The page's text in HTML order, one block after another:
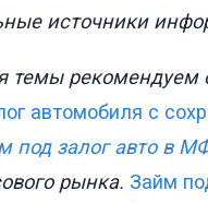
источники
темы рекомендуем
автомобиля с
под залог авто в
рынка. Займ